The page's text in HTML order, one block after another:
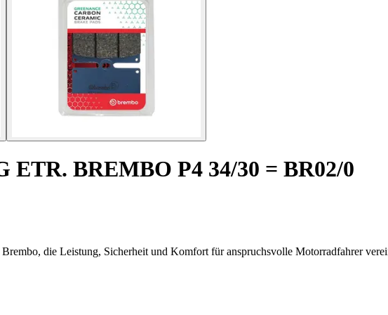
ETR. BREMBO P4 34/30 = BR02/0
die Leistung, Sicherheit und Komfort für anspruchsvolle Motorradfahrer